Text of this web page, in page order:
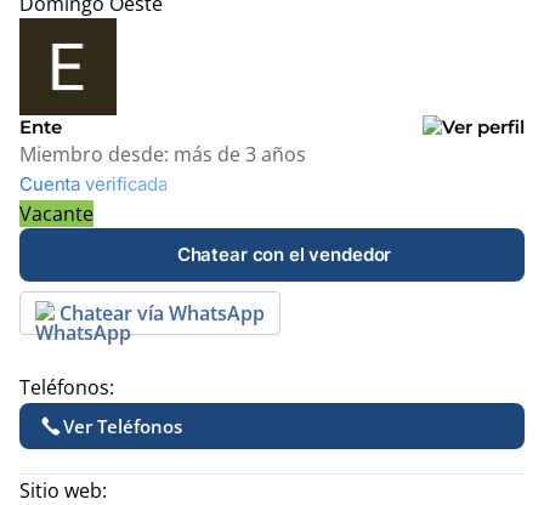
+
−
Ente
Miembro desde: más de 3 años
Cuenta verificada
Vacante
Chatear con el vendedor
Chatear vía WhatsApp
Teléfonos:
Ver Teléfonos
Sitio web: